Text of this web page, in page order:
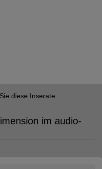
diese Inserate:
im audio-